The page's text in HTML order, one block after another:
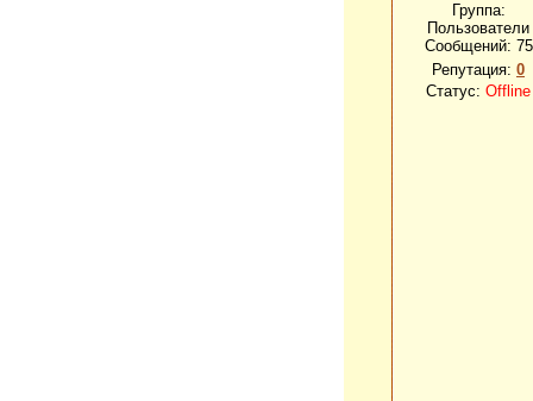
Группа:
Пользователи
Сообщений: 75
Репутация: 0
Статус: Offline